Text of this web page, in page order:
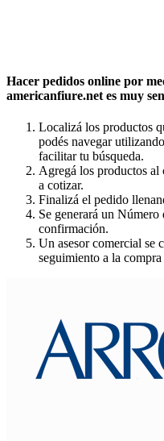
Hacer pedidos online por
americanfiure.net es muy
Localizá los productos
podés navegar
facilitar tu búsqueda.
Agregá los productos al
a cotizar.
Finalizá el pedido
Se generará un
confirmación.
Un asesor comercial se
seguimiento a la